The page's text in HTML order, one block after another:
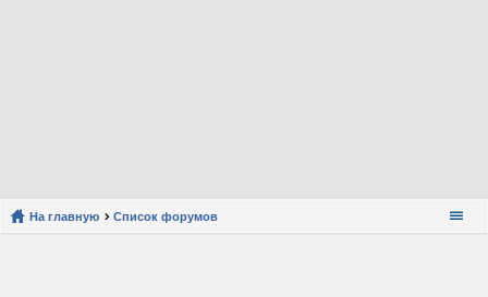
На главную Список форумов